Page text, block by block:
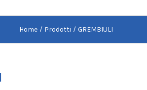
Home Prodotti GREMBIULI